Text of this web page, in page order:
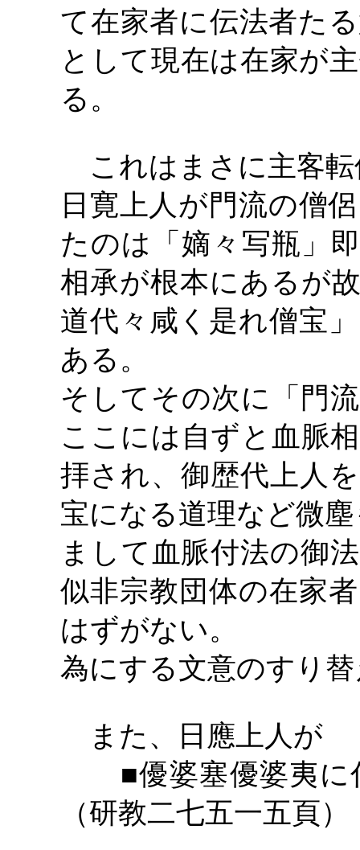
て在家者に伝法者た
として現在は在家が
る。
これはまさに主客転
日寛上人が門流の僧
たのは「嫡々写瓶」
相承が根本にあるが
道代々咸く是れ僧宝
ある。
そしてその次に「門
ここには自ずと血脈
拝され、御歴代上人
宝になる道理など微
まして血脈付法の御
似非宗教団体の在家
はずがない。
為にする文意のすり
また、日應上人が
■優婆塞優婆夷
（研教二七五一五頁）